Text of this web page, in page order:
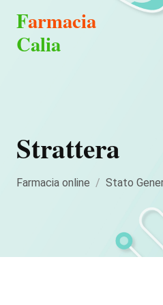
Farmacia
Calia
Strattera
Farmacia online Stato